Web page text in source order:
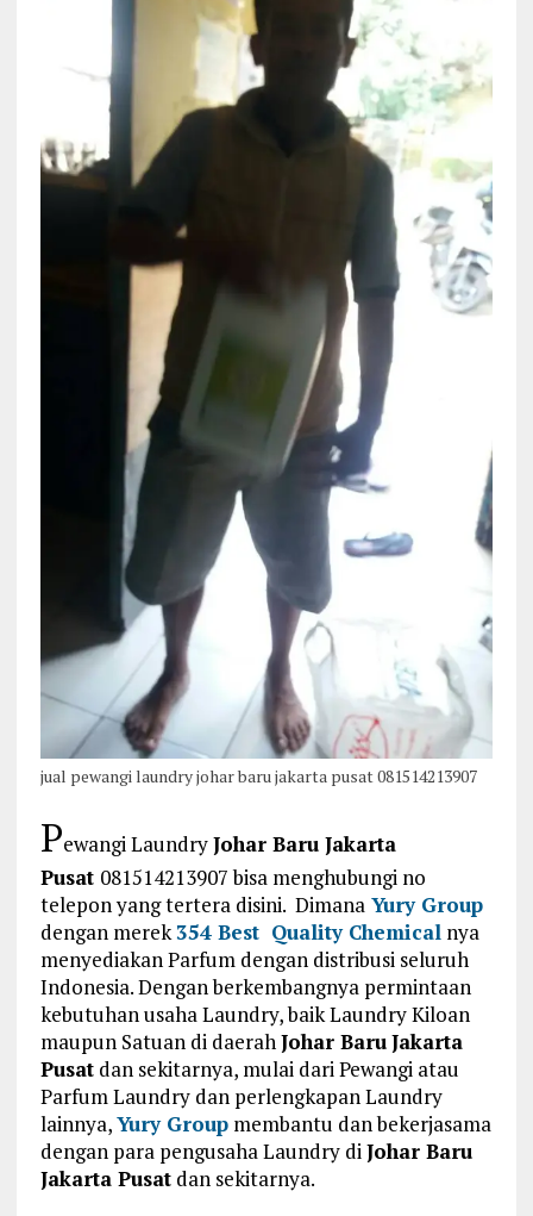
jual pewangi laundry johar baru jakarta pusat 081514213907
Pewangi LaundryJohar Baru Jakarta
Pusat 081514213907 bisa menghubungi no
telepon yang tertera disini. Dimana Yury Group
dengan merek354 Best Quality Chemicalnya
menyediakan Parfum dengan distribusi seluruh
Indonesia. Dengan berkembangnya permintaan
kebutuhan usaha Laundry, baik Laundry Kiloan
maupun Satuan di daerahJohar BaruJakarta
Pusatdan sekitarnya, mulai dari Pewangi atau
Parfum Laundry dan perlengkapan Laundry
lainnya,Yury Groupmembantu dan bekerjasama
dengan para pengusaha Laundry diJohar Baru
Jakarta Pusatdan sekitarnya.